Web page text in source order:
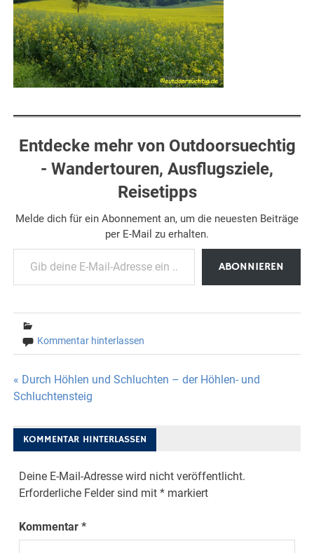
Entdecke mehr von Outdoorsuechtig
- Wandertouren, Ausflugsziele,
Reisetipps
Melde dich für ein Abonnement an, um die neuesten Beiträge
per E-Mail zu erhalten.
Gib deine E-Mail-Adresse ein ...
ABONNIEREN
Kommentar hinterlassen
Beitragsnavigation
« Durch Höhlen und Schluchten – der Höhlen- und
Schluchtensteig
KOMMENTAR HINTERLASSEN
Deine E-Mail-Adresse wird nicht veröffentlicht.
Erforderliche Felder sind mit* markiert
Kommentar*